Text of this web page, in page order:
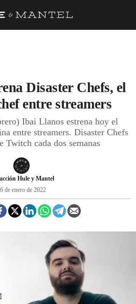
Disaster Chefs, el
entre streamers
Ibai Llanos estrena hoy el
entre streamers. Disaster Chefs
Twitch cada dos semanas
Hule y Mantel
de enero de 2022